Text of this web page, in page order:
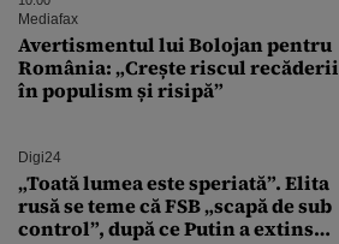
la ultimele resurse ale Băncii
Centrale
Mediafax
Avertismentul lui Bolojan pentru
România: „Crește riscul recăderii
în populism și risipă”
Digi24
„Toată lumea este speriată”. Elita
rusă se teme că FSB „scapă de sub
control”, după ce Putin a extins